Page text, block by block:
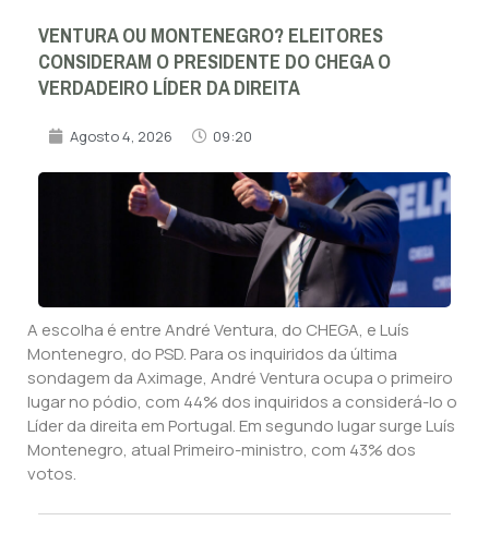
VENTURA OU MONTENEGRO? ELEITORES
CONSIDERAM O PRESIDENTE DO CHEGA O
VERDADEIRO LÍDER DA DIREITA
Agosto 4, 2026 09:20
A escolha é entre André Ventura, do CHEGA, e Luís
Montenegro, do PSD. Para os inquiridos da última
sondagem da Aximage, André Ventura ocupa o primeiro
lugar no pódio, com 44% dos inquiridos a considerá-lo o
Líder da direita em Portugal. Em segundo lugar surge Luís
Montenegro, atual Primeiro-ministro, com 43% dos
votos.